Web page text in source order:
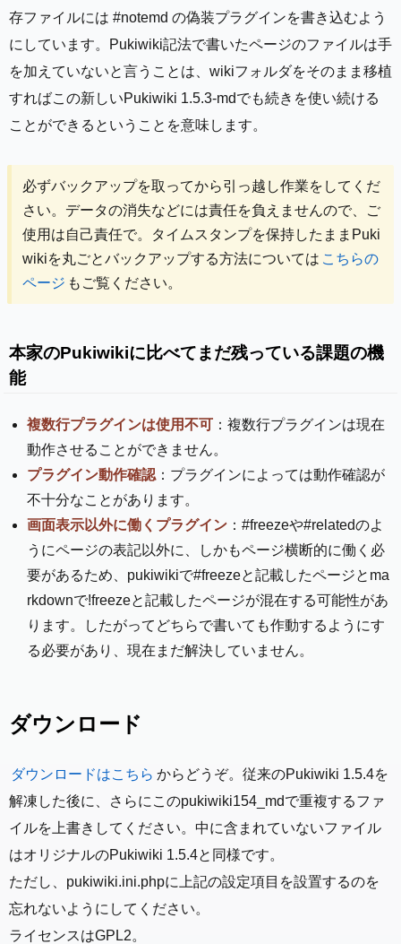
存ファイルには #notemd の偽装プラグインを書き込むよう
にしています。Pukiwiki記法で書いたページのファイルは手
を加えていないと言うことは、wikiフォルダをそのまま移植
すればこの新しいPukiwiki 1.5.3-mdでも続きを使い続ける
ことができるということを意味します。
必ずバックアップを取ってから引っ越し作業をしてくだ
さい。データの消失などには責任を負えませんので、ご
使用は自己責任で。タイムスタンプを保持したままPuki
wikiを丸ごとバックアップする方法については こちらの
ページ もご覧ください。
本家のPukiwikiに比べてまだ残っている課題の機
能
複数行プラグインは使用不可 ：複数行プラグインは現在
動作させることができません。
プラグイン動作確認 ：プラグインによっては動作確認が
不十分なことがあります。
画面表示以外に働くプラグイン ：#freezeや#relatedのよ
うにページの表記以外に、しかもページ横断的に働く必
要があるため、pukiwikiで#freezeと記載したページとma
rkdownで!freezeと記載したページが混在する可能性があ
ります。したがってどちらで書いても作動するようにす
る必要があり、現在まだ解決していません。
ダウンロード
ダウンロードはこちら からどうぞ。従来のPukiwiki 1.5.4を
解凍した後に、さらにこのpukiwiki154_mdで重複するファ
イルを上書きしてください。中に含まれていないファイル
はオリジナルのPukiwiki 1.5.4と同様です。
ただし、pukiwiki.ini.phpに上記の設定項目を設置するのを
忘れないようにしてください。
ライセンスはGPL2。